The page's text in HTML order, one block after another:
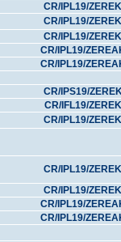
CR/IPL19/
CR/IPL19/
CR/IPL19/
CR/IPL19/
CR/IPL19/
CR/IPS19/
CR/IFL19/
CR/IPL19/
CR/IPL19/
CR/IPL19/
CR/IPL19/
CR/IPL19/